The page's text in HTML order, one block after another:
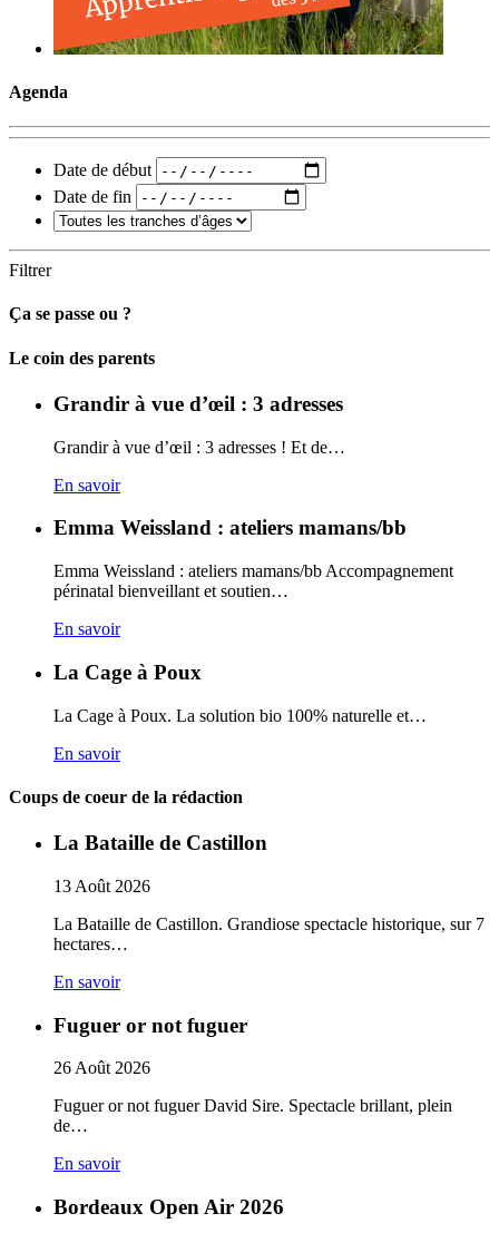
Agenda
Date de début
Date de fin
Filtrer
Ça se passe ou ?
Carto
Le coin des parents
Grandir à vue d’œil : 3 adresses
Grandir à vue d’œil : 3 adresses ! Et de…
En savoir
Emma Weissland : ateliers mamans/bb
Emma Weissland : ateliers mamans/bb Accompagnement
périnatal bienveillant et soutien…
En savoir
La Cage à Poux
La Cage à Poux. La solution bio 100% naturelle et…
En savoir
Coups de coeur de la rédaction
La Bataille de Castillon
13 Août 2026
La Bataille de Castillon. Grandiose spectacle historique, sur 7
hectares…
En savoir
Fuguer or not fuguer
26 Août 2026
Fuguer or not fuguer David Sire. Spectacle brillant, plein
de…
En savoir
Bordeaux Open Air 2026